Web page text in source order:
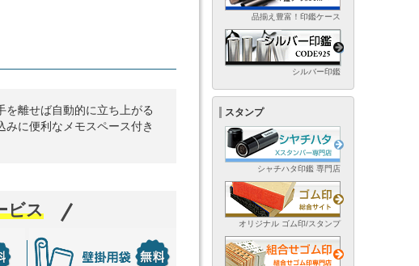
を離せば自動的に立ち上がる
に便利なメモスペース付き
ビス
品揃え豊富！印鑑ケース
シルバー印鑑
スタンプ
シャチハタ印鑑 専門店
オリジナル ゴム印/スタンプ